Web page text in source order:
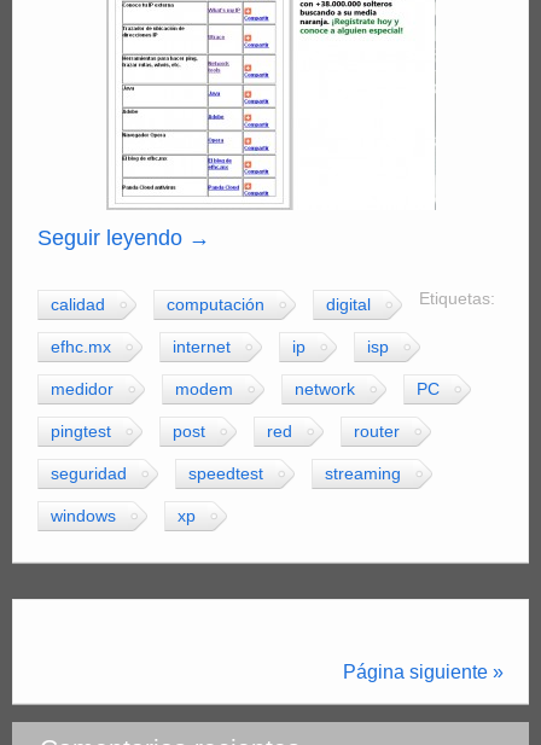
Seguir leyendo →
Etiquetas:
calidad computación digital
efhc.mx internet ip isp
medidor modem network PC
pingtest post red router
seguridad speedtest streaming
windows xp
Página siguiente »